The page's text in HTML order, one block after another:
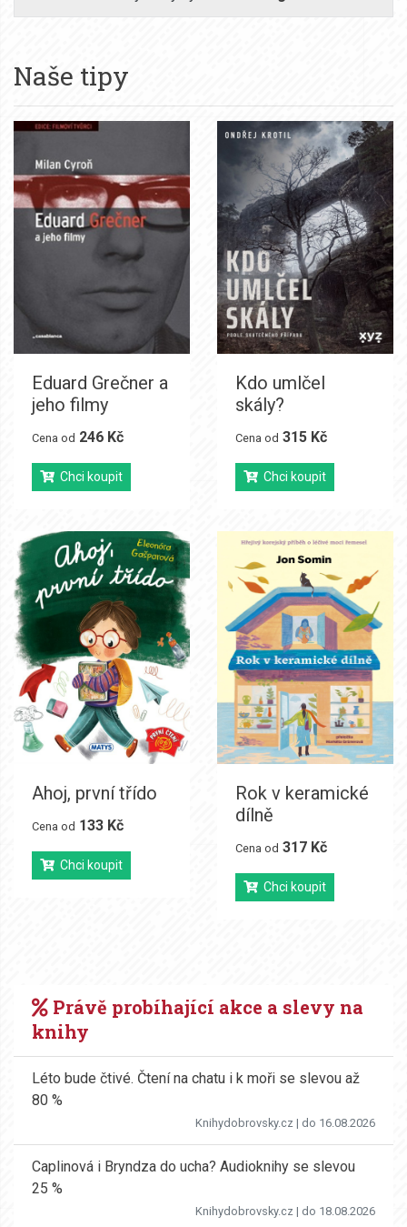
Naše tipy
Eduard Grečner a
jeho filmy
Cena od 246 Kč
Chci koupit
Kdo umlčel
skály?
Cena od 315 Kč
Chci koupit
Ahoj, první třído
Cena od 133 Kč
Chci koupit
Rok v keramické
dílně
Cena od 317 Kč
Chci koupit
Právě probíhající akce a slevy na
knihy
Léto bude čtivé. Čtení na chatu i k moři se slevou až
80 %
Knihydobrovsky.cz | do 16.08.2026
Caplinová i Bryndza do ucha? Audioknihy se slevou
25 %
Knihydobrovsky.cz | do 18.08.2026